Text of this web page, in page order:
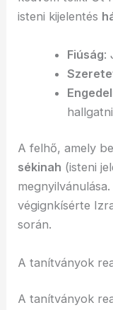
isteni kijelentés
Fiúság:
A felhő, amely
sékinah (isteni
végignkísérte
során.
A tanítványok
A tanítványok